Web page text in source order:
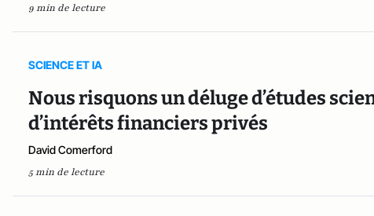
9 min de lecture
SCIENCE ET IA
Nous risquons un déluge d’études
d’intérêts financiers privés
David Comerford
5 min de lecture